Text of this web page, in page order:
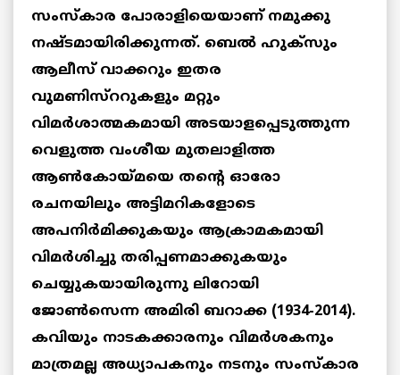
സംസ്‌കാര പോരാളിയെയാണ് നമുക്കു
നഷ്ടമായിരിക്കുന്നത്. ബെല്‍ ഹുക്‌സും
ആലീസ് വാക്കറും ഇതര
വുമണിസ്‌ററുകളും മറ്റും
വിമര്‍ശാത്മകമായി അടയാളപ്പെടുത്തുന്ന
വെളുത്ത വംശീയ മുതലാളിത്ത
ആണ്‍കോയ്മയെ തന്റെ ഓരോ
രചനയിലും അട്ടിമറികളോടെ
അപനിര്‍മിക്കുകയും ആക്രാമകമായി
വിമര്‍ശിച്ചു തരിപ്പണമാക്കുകയും
ചെയ്യുകയായിരുന്നു ലിറോയി
ജോണ്‍സെന്ന അമിരി ബറാക്ക (1934-2014).
കവിയും നാടകക്കാരനും വിമര്‍ശകനും
മാത്രമല്ല അധ്യാപകനും നടനും സംസ്‌കാര